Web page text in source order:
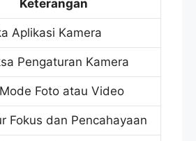
Keterangan
Aplikasi Kamera
Pengaturan Kamera
Foto atau Video
Fokus dan Pencahayaan